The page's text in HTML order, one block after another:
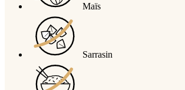
Maïs
Sarrasin